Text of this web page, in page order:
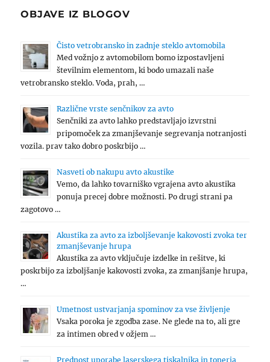
OBJAVE IZ BLOGOV
Čisto vetrobransko in zadnje steklo avtomobila
Med vožnjo z avtomobilom bomo izpostavljeni
številnim elementom, ki bodo umazali naše
vetrobransko steklo. Voda, prah, …
Različne vrste senčnikov za avto
Senčniki za avto lahko predstavljajo izvrstni
pripomoček za zmanjševanje segrevanja notranjosti
vozila. prav tako dobro poskrbijo …
Nasveti ob nakupu avto akustike
Vemo, da lahko tovarniško vgrajena avto akustika
ponuja precej dobre možnosti. Po drugi strani pa
zagotovo …
Akustika za avto za izboljševanje kakovosti zvoka ter
zmanjševanje hrupa
Akustika za avto vključuje izdelke in rešitve, ki
poskrbijo za izboljšanje kakovosti zvoka, za zmanjšanje hrupa,
…
Umetnost ustvarjanja spominov za vse življenje
Vsaka poroka je zgodba zase. Ne glede na to, ali gre
za intimen obred v ožjem …
Prednost uporabe laserskega tiskalnika in tonerja